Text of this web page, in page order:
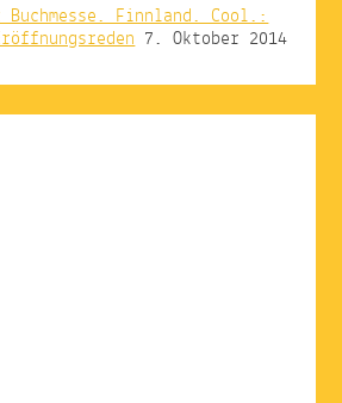
Finnland. Cool.:
7. Oktober 2014